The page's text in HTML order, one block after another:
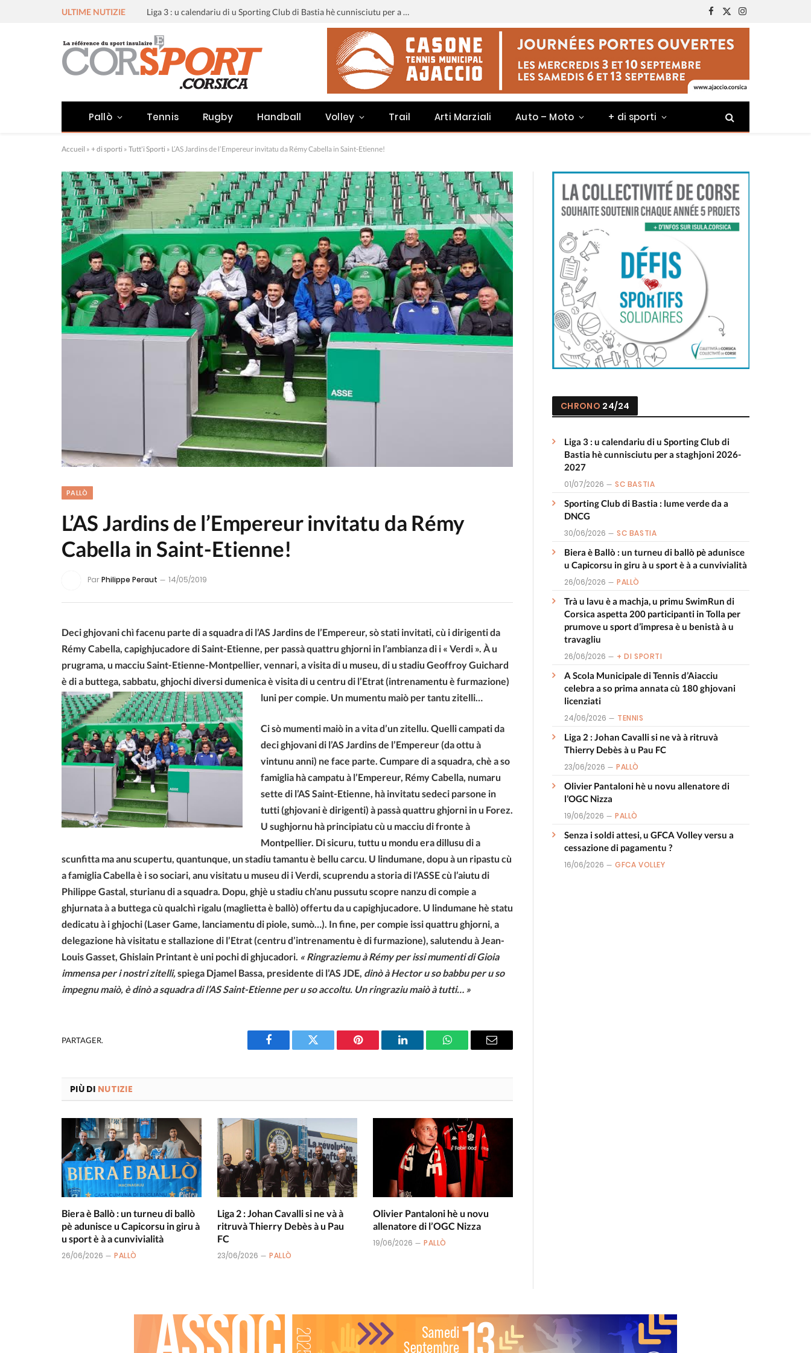
ULTIME NUTIZIE Liga 3 : u calendariu di u Sporting Club di Bastia hè cunnisciutu per a staghjoni 2026-2027
Facebook
X
(Twitter)
Instagram
Pallò Tennis Rugby Handball Volley Trail Arti Marziali Auto – Moto + di sporti
Accueil » + di sporti » Tutt'i Sporti » L’AS Jardins de l’Empereur invitatu da Rémy Cabella in Saint-Etienne!
PALLÒ
L’AS Jardins de l’Empereur invitatu da Rémy
Cabella in Saint-Etienne!
ParPhilippe Peraut 14/05/2019
Deci ghjovani chì facenu parte di a squadra di l’AS Jardins de l’Empereur, sò stati invitati, cù i dirigenti da
Rémy Cabella, capighjucadore di Saint-Etienne, per passà quattru ghjorni in l’ambianza di i « Verdi ». À u
prugrama, u macciu Saint-Etienne-Montpellier, vennari, a visita di u museu, di u stadiu Geoffroy Guichard
è di a buttega, sabbatu, ghjochi diversi dumenica è visita di u centru di l’Etrat (intrenamentu è furmazione)
luni per compie. Un mumentu maiò per tantu zitelli…
Ci sò mumenti maiò in a vita d’un zitellu. Quelli campati da
deci ghjovani di l’AS Jardins de l’Empereur (da ottu à
vintunu anni) ne face parte. Cumpare di a squadra, chè a so
famiglia hà campatu à l’Empereur, Rémy Cabella, numaru
sette di l’AS Saint-Etienne, hà invitatu sedeci parsone in
tutti (ghjovani è dirigenti) à passà quattru ghjorni in u Forez.
U sughjornu hà principiatu cù u macciu di fronte à
Montpellier. Di sicuru, tuttu u mondu era dillusu di a
scunfitta ma anu scupertu, quantunque, un stadiu tamantu è bellu carcu. U lindumane, dopu à un ripastu cù
a famiglia Cabella è i so sociari, anu visitatu u museu di i Verdi, scuprendu a storia di l’ASSE cù l’aiutu di
Philippe Gastal, sturianu di a squadra. Dopu, ghjè u stadiu ch’anu pussutu scopre nanzu di compie a
ghjurnata à a buttega cù qualchì rigalu (maglietta è ballò) offertu da u capighjucadore. U lindumane hè statu
dedicatu à i ghjochi (Laser Game, lanciamentu di piole, sumò…). In fine, per compie issi quattru ghjorni, a
delegazione hà visitatu e stallazione di l’Etrat (centru d’intrenamentu è di furmazione), salutendu à Jean-
Louis Gasset, Ghislain Printant è uni pochi di ghjucadori. « Ringraziemu à Rémy per issi mumenti di Gioia
immensa per i nostri zitelli,spiega Djamel Bassa, presidente di l’AS JDE, dinò à Hector u so babbu per u so
impegnu maiò, è dinò a squadra di l’AS Saint-Etienne per u so accoltu. Un ringraziu maiò à tutti… »
PARTAGER.
Facebook Twitter Pinterest LinkedIn WhatsAppEmail
PIÙ DI NUTIZIE
Biera è Ballò : un turneu di ballò
pè adunisce u Capicorsu in giru à
u sport è à a cunvivialità
26/06/2026 PALLÒ
Liga 2 : Johan Cavalli si ne và à
ritruvà Thierry Debès à u Pau
FC
23/06/2026 PALLÒ
Olivier Pantaloni hè u novu
allenatore di l’OGC Nizza
19/06/2026 PALLÒ
CHRONO 24/24
Liga 3 : u calendariu di u Sporting Club di
Bastia hè cunnisciutu per a staghjoni 2026-
2027
01/07/2026 SC BASTIA
Sporting Club di Bastia : lume verde da a
DNCG
30/06/2026 SC BASTIA
Biera è Ballò : un turneu di ballò pè adunisce
u Capicorsu in giru à u sport è à a cunvivialità
26/06/2026 PALLÒ
Trà u lavu è a machja, u primu SwimRun di
Corsica aspetta 200 participanti in Tolla per
prumove u sport d’impresa è u benistà à u
travagliu
26/06/2026 + DI SPORTI
A Scola Municipale di Tennis d’Aiacciu
celebra a so prima annata cù 180 ghjovani
licenziati
24/06/2026 TENNIS
Liga 2 : Johan Cavalli si ne và à ritruvà
Thierry Debès à u Pau FC
23/06/2026 PALLÒ
Olivier Pantaloni hè u novu allenatore di
l’OGC Nizza
19/06/2026 PALLÒ
Senza i soldi attesi, u GFCA Volley versu a
cessazione di pagamentu ?
16/06/2026 GFCA VOLLEY